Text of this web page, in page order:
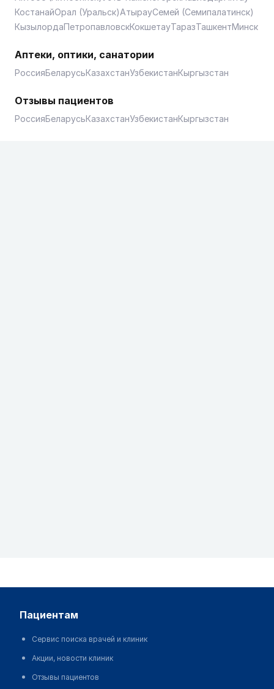
КостанайОрал (Уральск)АтырауСемей (Семипалатинск)
КызылордаПетропавловскКокшетауТаразТашкентМинск
Аптеки, оптики, санатории
РоссияБеларусьКазахстанУзбекистанКыргызстан
Отзывы пациентов
РоссияБеларусьКазахстанУзбекистанКыргызстан
пациентам
Сервис поиска врачей и клиник
Акции, новости клиник
Отзывы пациентов